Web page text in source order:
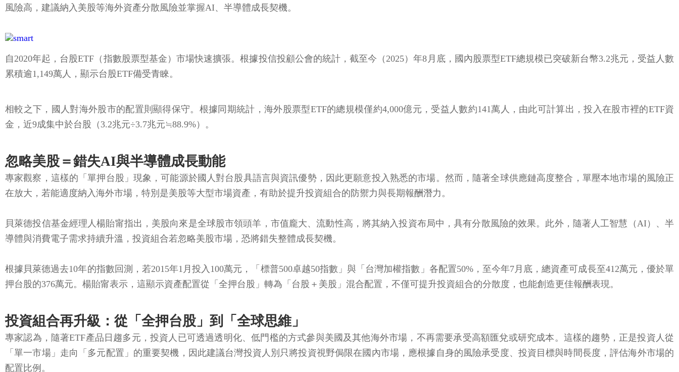
風險高，建議納入美股等海外資產分散風險並掌握AI、半導體成長契機。
自2020年起，台股ETF（指數股票型基金）市場快速擴張。根據投信投顧公會的統計，截至今（2025）年8月底，國內股票型ETF總規模已突破新台幣3.2兆元，受益人數
累積逾1,149萬人，顯示台股ETF備受青睞。
相較之下，國人對海外股市的配置則顯得保守。根據同期統計，海外股票型ETF的總規模僅約4,000億元，受益人數約141萬人，由此可計算出，投入在股市裡的ETF資
金，近9成集中於台股（3.2兆元÷3.7兆元≒88.9%）。
忽略美股＝錯失AI與半導體成長動能
專家觀察，這樣的「單押台股」現象，可能源於國人對台股具語言與資訊優勢，因此更願意投入熟悉的市場。然而，隨著全球供應鏈高度整合，單壓本地市場的風險正
在放大，若能適度納入海外市場，特別是美股等大型市場資產，有助於提升投資組合的防禦力與長期報酬潛力。
貝萊德投信基金經理人楊貽甯指出，美股向來是全球股市領頭羊，市值龐大、流動性高，將其納入投資布局中，具有分散風險的效果。此外，隨著人工智慧（AI）、半
導體與消費電子需求持續升溫，投資組合若忽略美股市場，恐將錯失整體成長契機。
根據貝萊德過去10年的指數回測，若2015年1月投入100萬元，「標普500卓越50指數」與「台灣加權指數」各配置50%，至今年7月底，總資產可成長至412萬元，優於單
押台股的376萬元。楊貽甯表示，這顯示資產配置從「全押台股」轉為「台股＋美股」混合配置，不僅可提升投資組合的分散度，也能創造更佳報酬表現。
投資組合再升級：從「全押台股」到「全球思維」
專家認為，隨著ETF產品日趨多元，投資人已可透過透明化、低門檻的方式參與美國及其他海外市場，不再需要承受高額匯兌或研究成本。這樣的趨勢，正是投資人從
「單一市場」走向「多元配置」的重要契機，因此建議台灣投資人別只將投資視野侷限在國內市場，應根據自身的風險承受度、投資目標與時間長度，評估海外市場的
配置比例。